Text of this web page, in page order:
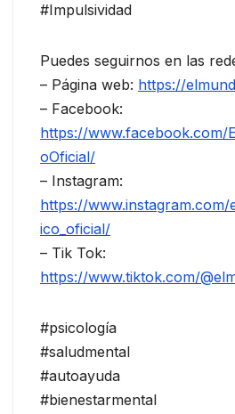
#Impulsividad
Puedes seguirnos en las
– Página web: https://
– Facebook:
https://www.facebook.com/
oOficial/
– Instagram:
https://www.instagram.com/
ico_oficial/
– Tik Tok:
https://www.tiktok.com/
#psicología
#saludmental
#autoayuda
#bienestarmental